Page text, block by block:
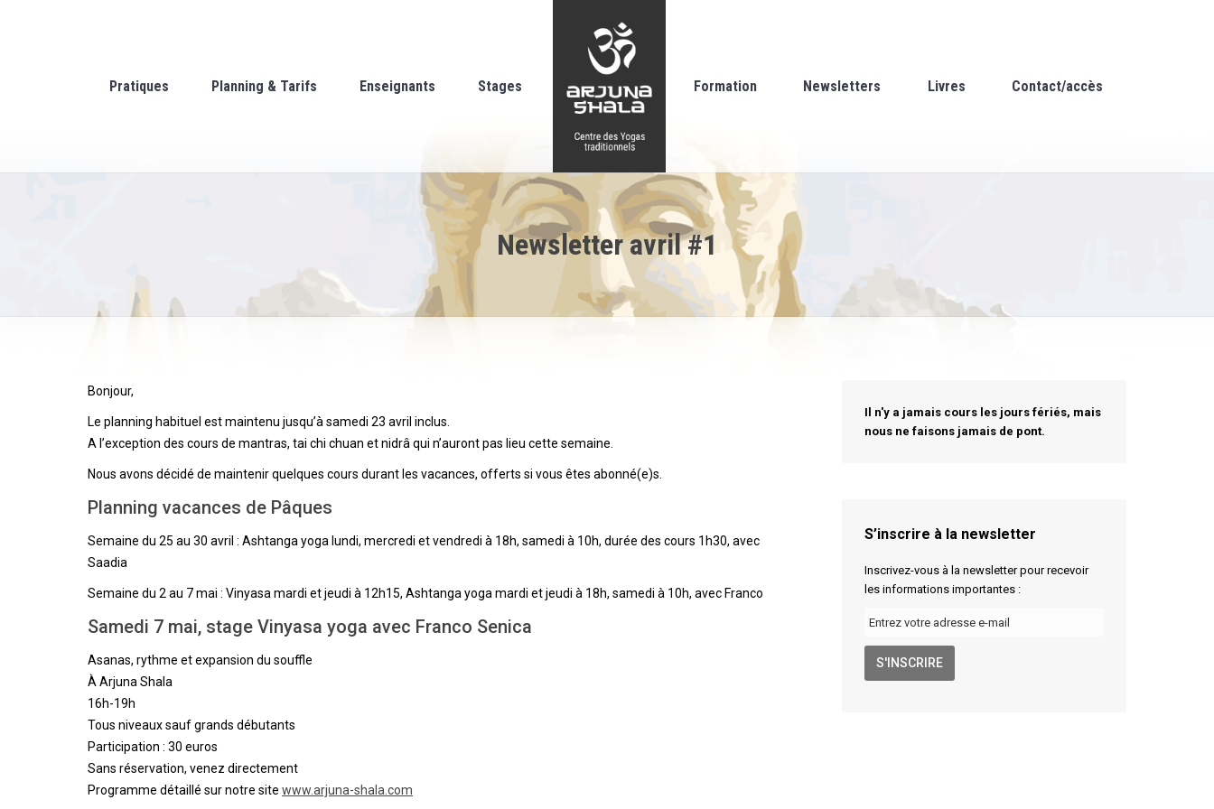
Pratiques Planning & Tarifs Enseignants Stages Formation Newsletters Livres Contact/accès
Newsletter avril #1
Bonjour,
Le planning habituel est maintenu jusqu’à samedi 23 avril inclus.
A l’exception des cours de mantras, tai chi chuan et nidrâ qui n’auront pas lieu cette semaine.
Nous avons décidé de maintenir quelques cours durant les vacances, offerts si vous êtes abonné(e)s.
Planning vacances de Pâques
Semaine du 25 au 30 avril : Ashtanga yoga lundi, mercredi et vendredi à 18h, samedi à 10h, durée des cours 1h30, avec
Saadia
Semaine du 2 au 7 mai : Vinyasa mardi et jeudi à 12h15, Ashtanga yoga mardi et jeudi à 18h, samedi à 10h, avec Franco
Samedi 7 mai, stage Vinyasa yoga avec Franco Senica
Asanas, rythme et expansion du souffle
À Arjuna Shala
16h-19h
Tous niveaux sauf grands débutants
Participation : 30 euros
Sans réservation, venez directement
Programme détaillé sur notre site www.arjuna-shala.com
Il n'y a jamais cours les jours fériés, mais
nous ne faisons jamais de pont.
S’inscrire à la newsletter
Inscrivez-vous à la newsletter pour recevoir
les informations importantes :